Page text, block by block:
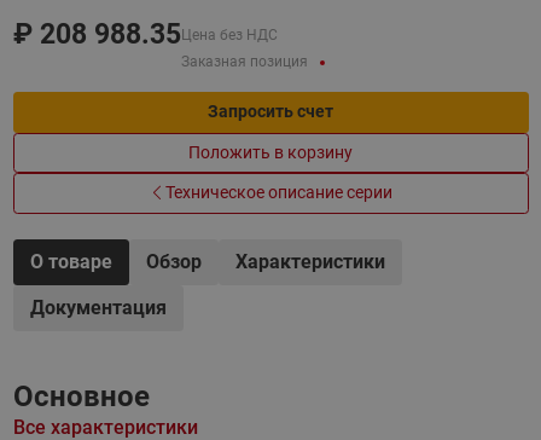
₽ 208 988.35 Цена без НДС
Заказная позиция
Запросить счет
Положить в корзину
Техническое описание серии
О товаре Обзор
Характеристики
Документация
Основное
Все характеристики